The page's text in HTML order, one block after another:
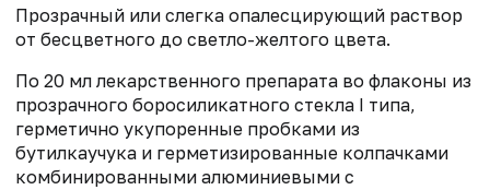
Прозрачный или слегка опалесцирующий раствор
от бесцветного до светло-желтого цвета.
По 20 мл лекарственного препарата во флаконы из
прозрачного боросиликатного стекла I типа,
герметично укупоренные пробками из
бутилкаучука и герметизированные колпачками
комбинированными алюминиевыми с